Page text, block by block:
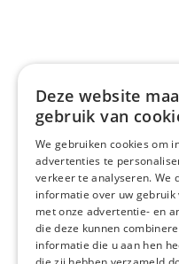
Opdracht
Deze website
gebruik van
We gebruiken cookies om
advertenties te
verkeer te analyseren. We
informatie over uw gebruik
met onze advertentie- en
die deze kunnen
informatie die u aan hen